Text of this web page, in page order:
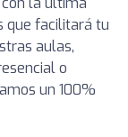
que facilitará tu
aulas,
o
un 100%